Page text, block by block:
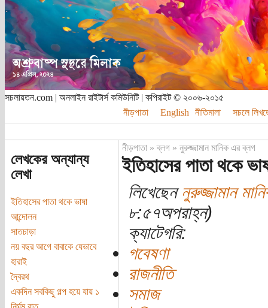
সচলায়তন.com | অনলাইন রাইটার্স কমিউনিটি | কপিরাইট © ২০০৬-২০১৫
নীড়পাতা
English নীতিমালা সচলে
লেখকের অন্যান্য
লেখা
ইতিহাসের পাতা থকে ভাষা
আন্দোলন
সাতচাড়া
নয় বছর আগে বাবাকে যেভাবে
হারাই
দ্বৈরথ
একদিন সবকিছু গল্প হয়ে যায় ১
নীড়পাতা»ব্লগ» নুরুজ্জামান মানিক এর ব্লগ
ইতিহাসের পাতা থকে
লিখেছেননুরুজ্জামান
৮:৫৭অপরাহ্ন)
ক্যাটেগরি:
গবেষণা
রাজনীতি
সমাজ